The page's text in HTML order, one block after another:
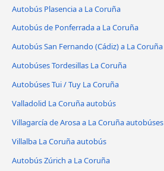
Autobús Plasencia a La Coruña
Autobús de Ponferrada a La Coruña
Autobús San Fernando (Cádiz) a La Coruña
Autobúses Tordesillas La Coruña
Autobúses Tui / Tuy La Coruña
Valladolid La Coruña autobús
Villagarcía de Arosa a La Coruña autobúses
Villalba La Coruña autobús
Autobús Zúrich a La Coruña